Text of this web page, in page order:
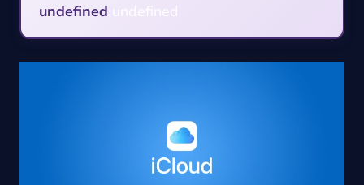
undefined undefined